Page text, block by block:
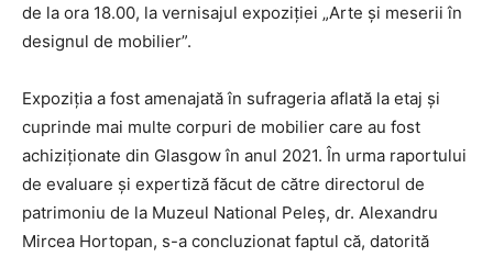
de la ora 18.00, la vernisajul expoziției „Arte și meserii în
designul de mobilier”.
Expoziția a fost amenajată în sufrageria aflată la etaj și
cuprinde mai multe corpuri de mobilier care au fost
achiziționate din Glasgow în anul 2021. În urma raportului
de evaluare și expertiză făcut de către directorul de
patrimoniu de la Muzeul National Peleș, dr. Alexandru
Mircea Hortopan, s-a concluzionat faptul că, datorită